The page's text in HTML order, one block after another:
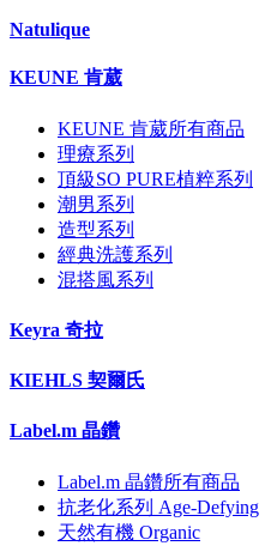
Natulique
KEUNE 肯葳
KEUNE 肯葳所有商品
理療系列
頂級SO PURE植粹系列
潮男系列
造型系列
經典洗護系列
混搭風系列
Keyra 奇拉
KIEHLS 契爾氏
Label.m 晶鑽
Label.m 晶鑽所有商品
抗老化系列 Age-Defying
天然有機 Organic